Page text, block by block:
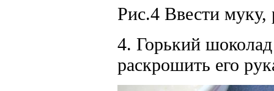
Рис.4 Ввести муку,
4. Горький
раскрошить его